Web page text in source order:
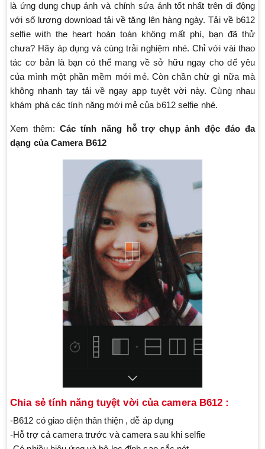
là ứng dụng chụp ảnh và chỉnh sửa ảnh tốt nhất trên di động
với số lượng download tải về tăng lên hàng ngày. Tải về b612
selfie with the heart hoàn toàn không mất phí, bạn đã thử
chưa? Hãy áp dụng và cùng trải nghiệm nhé. Chỉ với vài thao
tác cơ bản là bạn có thể mang về sở hữu ngay cho dế yêu
của mình một phần mềm mới mẻ. Còn chần chừ gì nữa mà
không nhanh tay tải về ngay app tuyệt vời này. Cùng nhau
khám phá các tính năng mới mẻ của b612 selfie nhé.
Xem thêm: Các tính năng hỗ trợ chụp ảnh độc đáo đa
dạng của Camera B612
Chia sẻ tính năng tuyệt vời của camera B612 :
-B612 có giao diện thân thiện , dễ áp dụng
-Hỗ trợ cả camera trước và camera sau khi selfie